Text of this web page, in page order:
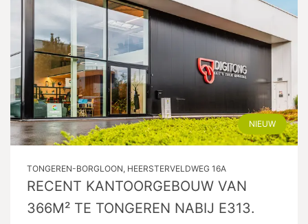
NIEUW
TONGEREN-BORGLOON, HEERSTERVELDWEG 16A
RECENT KANTOORGEBOUW VAN
366M² TE TONGEREN NABIJ E313.